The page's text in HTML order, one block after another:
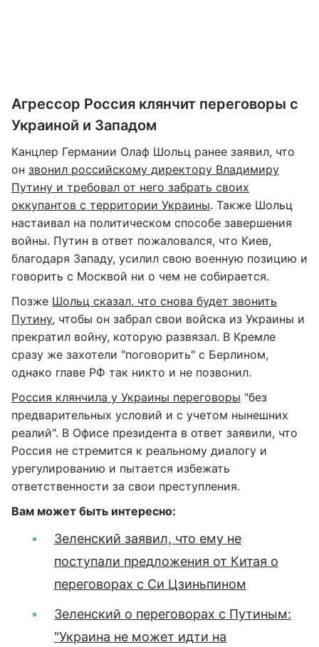
Агрессор Россия клянчит переговоры с
Украиной и Западом
Канцлер Германии Олаф Шольц ранее заявил, что
он звонил российскому директору Владимиру
Путину и требовал от него забрать своих
оккупантов с территории Украины. Также Шольц
настаивал на политическом способе завершения
войны. Путин в ответ пожаловался, что Киев,
благодаря Западу, усилил свою военную позицию и
говорить с Москвой ни о чем не собирается.
Позже Шольц сказал, что снова будет звонить
Путину, чтобы он забрал свои войска из Украины и
прекратил войну, которую развязал. В Кремле
сразу же захотели "поговорить" с Берлином,
однако главе РФ так никто и не позвонил.
Россия клянчила у Украины переговоры "без
предварительных условий и с учетом нынешних
реалий". В Офисе президента в ответ заявили, что
Россия не стремится к реальному диалогу и
урегулированию и пытается избежать
ответственности за свои преступления.
Вам может быть интересно:
Зеленский заявил, что ему не
поступали предложения от Китая о
переговорах с Си Цзиньпином
Зеленский о переговорах с Путиным:
"Украина не может идти на